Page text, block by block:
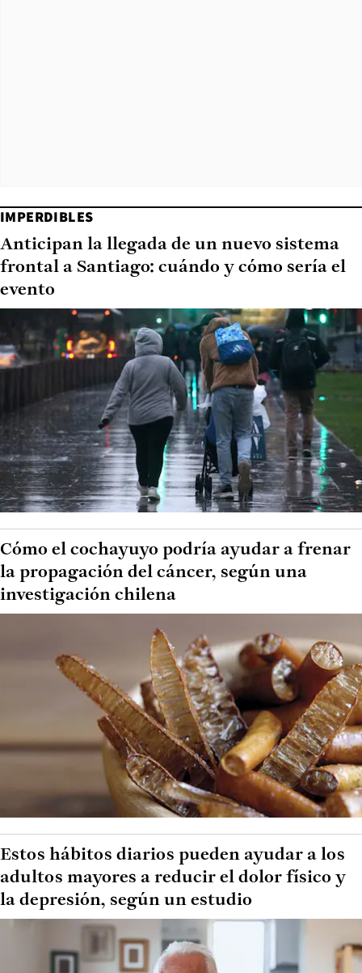
IMPERDIBLES
Anticipan la llegada de un nuevo sistema
frontal a Santiago: cuándo y cómo sería el
evento
Cómo el cochayuyo podría ayudar a frenar
la propagación del cáncer, según una
investigación chilena
Estos hábitos diarios pueden ayudar a los
adultos mayores a reducir el dolor físico y
la depresión, según un estudio